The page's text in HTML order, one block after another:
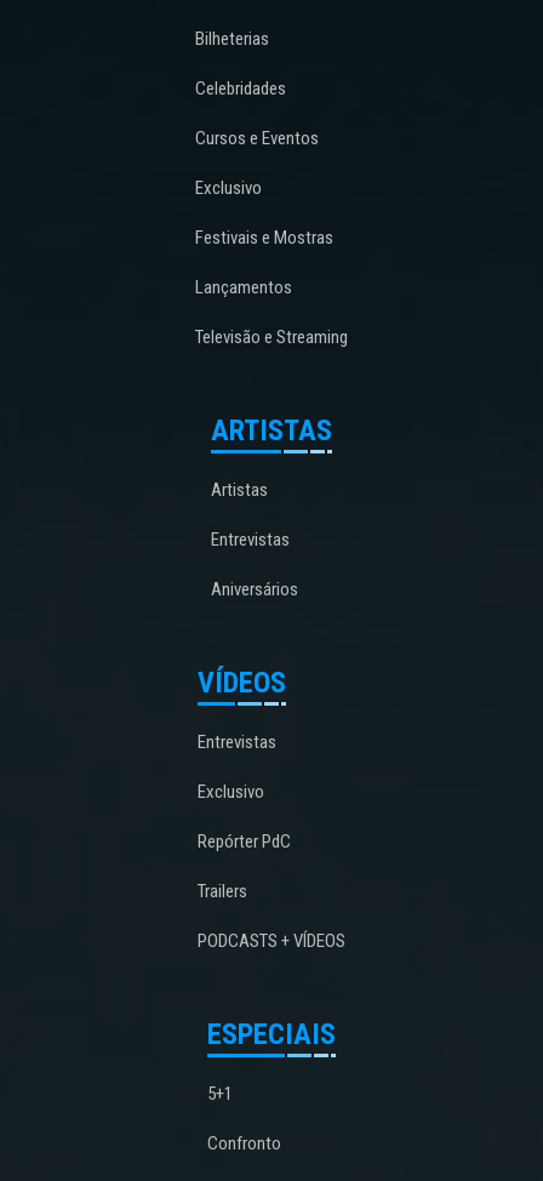
Bilheterias
Celebridades
Cursos e Eventos
Exclusivo
Festivais e Mostras
Lançamentos
Televisão e Streaming
ARTISTAS
Artistas
Entrevistas
Aniversários
VÍDEOS
Entrevistas
Exclusivo
Repórter PdC
Trailers
PODCASTS + VÍDEOS
ESPECIAIS
5+1
Confronto